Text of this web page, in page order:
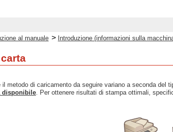
al manuale > Introduzione (informazioni sulla
metodo di caricamento da seguire variano a seconda
disponibile. Per ottenere risultati di stampa ottimali,